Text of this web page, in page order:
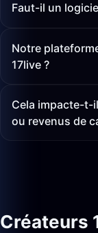
Faut-il un
Notre
17live ?
Cela impacte-t-
ou revenus de
Créateurs